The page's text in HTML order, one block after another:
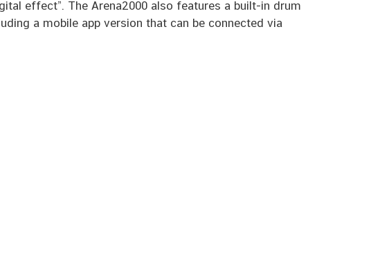
effect”. The Arena2000 also features a built-in drum
a mobile app version that can be connected via